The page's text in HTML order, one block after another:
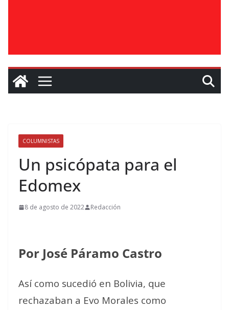
COLUMNISTAS
Un psicópata para el
Edomex
8 de agosto de 2022 Redacción
Por José Páramo Castro
Así como sucedió en Bolivia, que
rechazaban a Evo Morales como